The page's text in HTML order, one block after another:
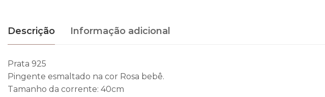
Descrição Informação adicional
Prata 925
Pingente esmaltado na cor Rosa bebê.
Tamanho da corrente: 40cm